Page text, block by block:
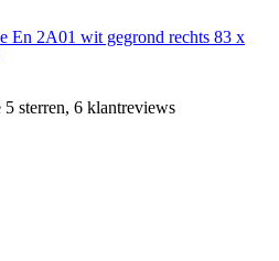
En 2A01 wit gegrond rechts 83 x
sterren, 6 klantreviews